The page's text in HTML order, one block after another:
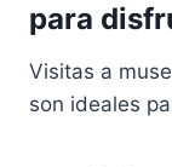
para
Visitas a
son ideales